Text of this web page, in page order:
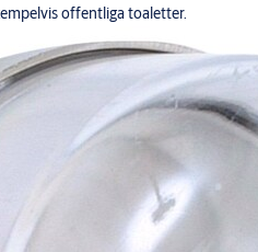
offentliga toaletter.